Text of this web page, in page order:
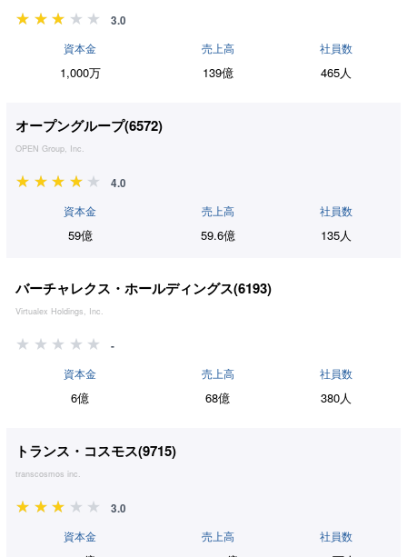
3.0
資本金
1,000万
売上高
139億
社員数
465人
オープングループ(6572)
OPEN Group, Inc.
4.0
資本金
59億
売上高
59.6億
社員数
135人
バーチャレクス・ホールディングス(6193)
Virtualex Holdings, Inc.
-
資本金
6億
売上高
68億
社員数
380人
トランス・コスモス(9715)
transcosmos inc.
3.0
資本金 売上高 社員数